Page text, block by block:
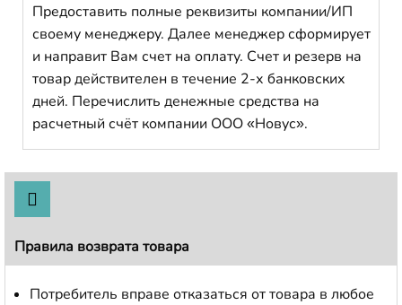
Предоставить полные реквизиты компании/ИП
своему менеджеру. Далее менеджер сформирует
и направит Вам счет на оплату. Счет и резерв на
товар действителен в течение 2-х банковских
дней. Перечислить денежные средства на
расчетный счёт компании ООО «Новус».
Правила возврата товара
Потребитель вправе отказаться от товара в любое